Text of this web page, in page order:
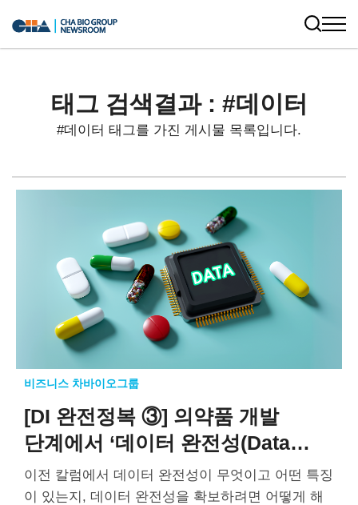
태그 검색결과 : #데이터
#데이터 태그를 가진 게시물 목록입니다.
비즈니스 차바이오그룹
[DI 완전정복 ③] 의약품 개발
단계에서 ‘데이터 완전성(Data
Integrity)’의 중요성
이전 칼럼에서 데이터 완전성이 무엇이고 어떤 특징
이 있는지, 데이터 완전성을 확보하려면 어떻게 해